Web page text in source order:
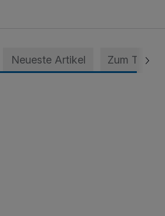
Neueste Artikel Zum Thema